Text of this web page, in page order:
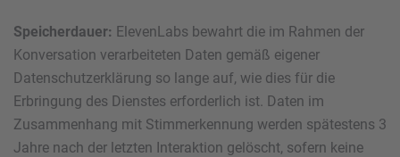
Speicherdauer: ElevenLabs bewahrt die im Rahmen der
Konversation verarbeiteten Daten gemäß eigener
Datenschutzerklärung so lange auf, wie dies für die
Erbringung des Dienstes erforderlich ist. Daten im
Zusammenhang mit Stimmerkennung werden spätestens 3
Jahre nach der letzten Interaktion gelöscht, sofern keine